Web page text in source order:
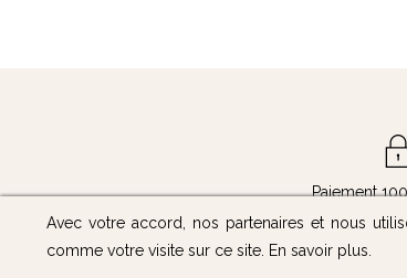
Paiement
Avec votre accord, nos partenaires et nous
comme votre visite sur ce site. En savoir plus